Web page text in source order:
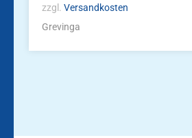
zzgl.Versandkosten
Grevinga